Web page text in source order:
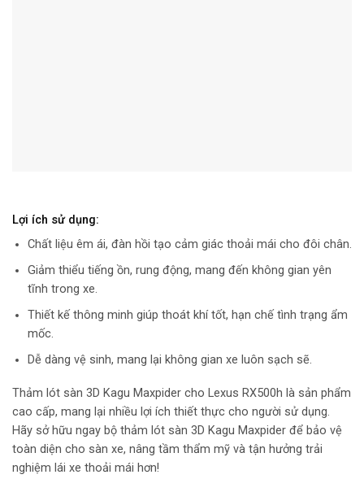
Lợi ích sử dụng:
Chất liệu êm ái, đàn hồi tạo cảm giác thoải mái cho đôi chân.
Giảm thiểu tiếng ồn, rung động, mang đến không gian yên
tĩnh trong xe.
Thiết kế thông minh giúp thoát khí tốt, hạn chế tình trạng ẩm
mốc.
Dễ dàng vệ sinh, mang lại không gian xe luôn sạch sẽ.
Thảm lót sàn 3D Kagu Maxpider cho Lexus RX500h là sản phẩm
cao cấp, mang lại nhiều lợi ích thiết thực cho người sử dụng.
Hãy sở hữu ngay bộ thảm lót sàn 3D Kagu Maxpider để bảo vệ
toàn diện cho sàn xe, nâng tầm thẩm mỹ và tận hưởng trải
nghiệm lái xe thoải mái hơn!